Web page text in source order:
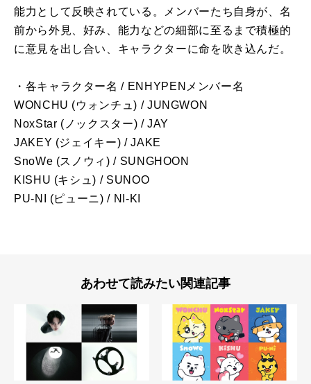
能力として反映されている。メンバーたち自身が、名
前から外見、好み、能力などの細部に至るまで積極的
に意見を出し合い、キャラクターに命を吹き込んだ。
・各キャラクター名 / ENHYPENメンバー名
WONCHU (ウォンチュ) / JUNGWON
NoxStar (ノックスター) / JAY
JAKEY (ジェイキー) / JAKE
SnoWe (スノウィ) / SUNGHOON
KISHU (キシュ) / SUNOO
PU-NI (ピューニ) / NI-KI
あわせて読みたい関連記事